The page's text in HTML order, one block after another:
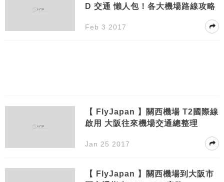
D 交通 懶人包！各大機場路線攻略
Feb 3 2017
【 FlyJapan 】關西機場 T2國際線
啟用 大阪往來機場交通總整理
Jan 25 2017
【 FlyJapan 】關西機場到大阪市